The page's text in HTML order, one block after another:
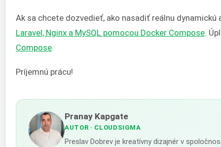
Ak sa chcete dozvedieť, ako nasadiť reálnu
Laravel, Nginx a MySQL pomocou Docker Compose.
Compose.
Príjemnú prácu!
Pranay Kapgate
AUTOR · CLOUDSIGMA
Preslav Dobrev je kreatívny dizajnér v